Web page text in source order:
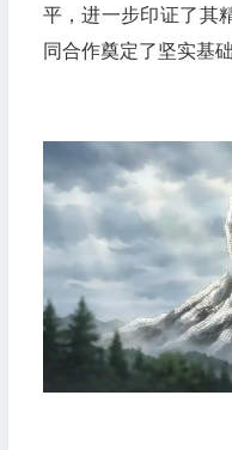
平，进一步印证了其
同合作奠定了坚实基础